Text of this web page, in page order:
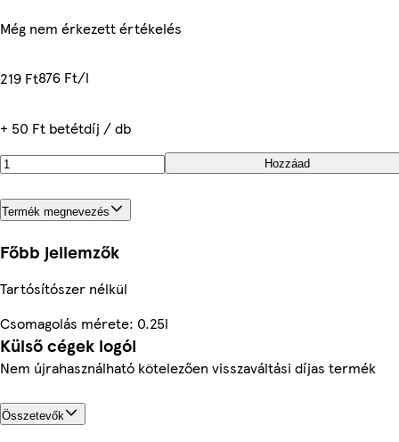
Még nem érkezett értékelés
219 Ft876 Ft/l
+ 50 Ft betétdíj / db
Hozzáad
Termék megnevezés
Főbb jellemzők
Tartósítószer nélkül
Csomagolás mérete: 0.25l
Külső cégek logói
Nem újrahasználható kötelezően visszaváltási díjas termék
Összetevők